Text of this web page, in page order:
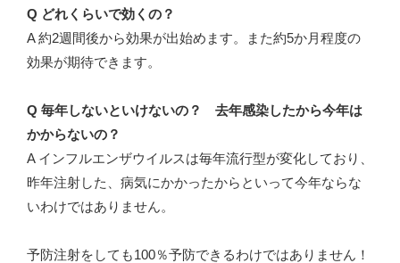
Q どれくらいで効くの？
A 約2週間後から効果が出始めます。また約5か月程度の
効果が期待できます。
Q 毎年しないといけないの？ 去年感染したから今年は
かからないの？
A インフルエンザウイルスは毎年流行型が変化しており、
昨年注射した、病気にかかったからといって今年ならな
いわけではありません。
予防注射をしても100％予防できるわけではありません！